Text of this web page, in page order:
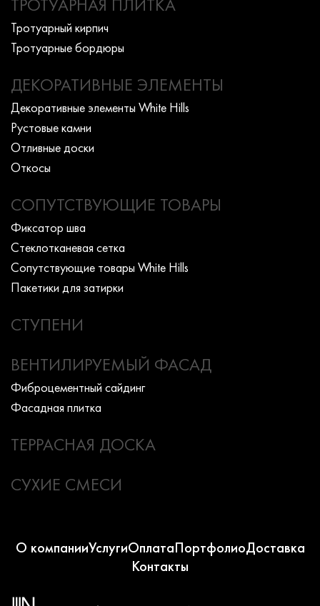
ТРОТУАРНАЯ ПЛИТКА
Тротуарный кирпич
Тротуарные бордюры
ДЕКОРАТИВНЫЕ ЭЛЕМЕНТЫ
Декоративные элементы White Hills
Рустовые камни
Отливные доски
Откосы
СОПУТСТВУЮЩИЕ ТОВАРЫ
Фиксатор шва
Стеклотканевая сетка
Сопутствующие товары White Hills
Пакетики для затирки
СТУПЕНИ
ВЕНТИЛИРУЕМЫЙ ФАСАД
Фиброцементный сайдинг
Фасадная плитка
ТЕРРАСНАЯ ДОСКА
СУХИЕ СМЕСИ
О компанииУслугиОплатаПортфолиоДоставка
Контакты